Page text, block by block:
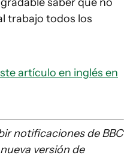
trabajo todos los
artículo en inglés en
notificaciones de BBC
versión de